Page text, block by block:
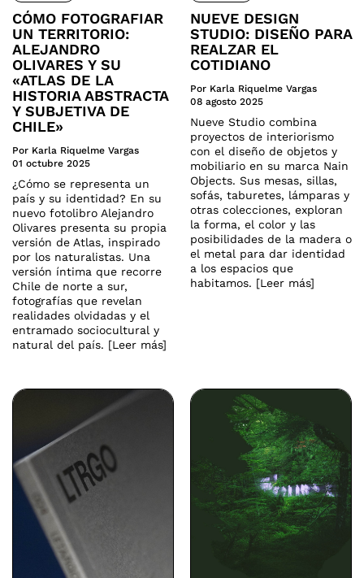
CÓMO FOTOGRAFIAR
UN TERRITORIO:
ALEJANDRO
OLIVARES Y SU
«ATLAS DE LA
HISTORIA ABSTRACTA
Y SUBJETIVA DE
CHILE»
Por Karla Riquelme Vargas
01 octubre 2025
¿Cómo se representa un
país y su identidad? En su
nuevo fotolibro Alejandro
Olivares presenta su propia
versión de Atlas, inspirado
por los naturalistas. Una
versión íntima que recorre
Chile de norte a sur,
fotografías que revelan
realidades olvidadas y el
entramado sociocultural y
natural del país. [Leer más]
NUEVE DESIGN
STUDIO: DISEÑO PARA
REALZAR EL
COTIDIANO
Por Karla Riquelme Vargas
08 agosto 2025
Nueve Studio combina
proyectos de interiorismo
con el diseño de objetos y
mobiliario en su marca Nain
Objects. Sus mesas, sillas,
sofás, taburetes, lámparas y
otras colecciones, exploran
la forma, el color y las
posibilidades de la madera o
el metal para dar identidad
a los espacios que
habitamos. [Leer más]